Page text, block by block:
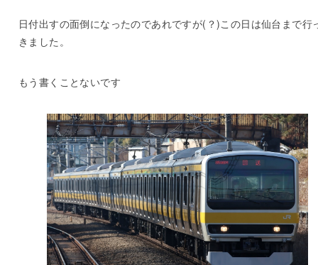
日付出すの面倒になったのであれですが(？)この日は仙台まで行
きました。
もう書くことないです